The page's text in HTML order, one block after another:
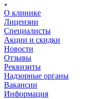
О клинике
Лицензии
Специалисты
Акции и скидки
Новости
Отзывы
Реквизиты
Надзорные органы
Вакансии
Информация